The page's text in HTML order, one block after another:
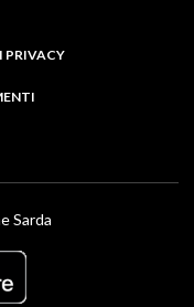
PRIVACY
Sarda